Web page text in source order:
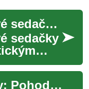
Mobilní schodišťové sedačky pro bezpečný a pohodlný domov
sedačky
chtějí
...
Schodišťové výtahy: Pohodlné řešení pro snadný pohyb v domácnosti